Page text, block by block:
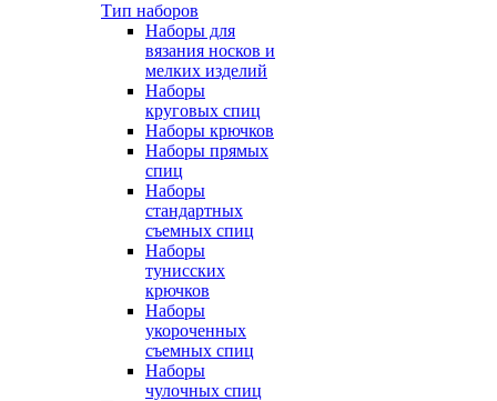
Тип наборов
Наборы для
вязания носков и
мелких изделий
Наборы
круговых спиц
Наборы крючков
Наборы прямых
спиц
Наборы
стандартных
съемных спиц
Наборы
тунисских
крючков
Наборы
укороченных
съемных спиц
Наборы
чулочных спиц